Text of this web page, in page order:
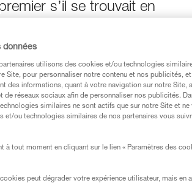
s’il se trouvait en
dans ce conseil avant de le
technique pour pouvoir
spécifique. Validez avec
toute sécurité, avant de la
données
utilisons des cookies et/ou technologies
Site, pour personnaliser notre contenu et nos publicités,
des informations, quant à votre navigation sur notre Site,
réseaux sociaux afin de personnaliser nos publicités.
similaires ne sont actifs que sur notre Site et ne
et/ou technologies similaires de nos partenaires vous
à tout moment en cliquant sur le lien « Paramètres des
peut dégrader votre expérience utilisateur, mais en